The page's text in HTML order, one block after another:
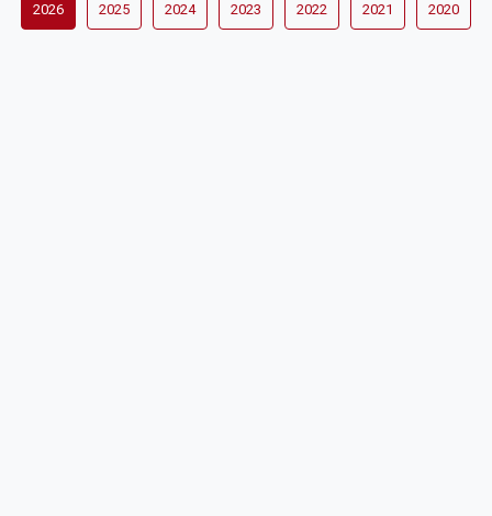
2026 2025 2024 2023 2022 2021 2020